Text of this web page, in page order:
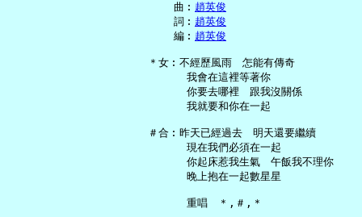
     曲︰
趙英俊
     詞︰
趙英俊
     編︰
趙英俊
＊女︰不經歷風雨　怎能有傳奇
       我會在這裡等著你
       你要去哪裡　跟我沒關係
       我就要和你在一起
＃合︰昨天已經過去　明天還要繼續
       現在我們必須在一起
       你起床惹我生氣　午飯我不理你
       晚上抱在一起數星星
       重唱　＊,＃,＊